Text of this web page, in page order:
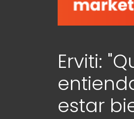
Erviti:
estar